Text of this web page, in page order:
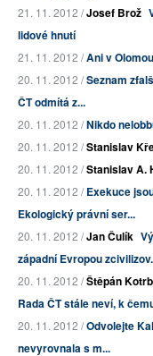
21. 11. 2012 /Josef Brož
lidové hnutí
21. 11. 2012 /Ani v
20. 11. 2012 /Seznam
ČT odmítá z...
20. 11. 2012 /Nikdo
20. 11. 2012 /Stanislav
20. 11. 2012 /Stanislav A.
20. 11. 2012 /Exekuce
Ekologický právní ser...
20. 11. 2012 /Jan Čulík
západní Evropou
20. 11. 2012 /Štěpán
Rada ČT stále neví, k
20. 11. 2012 /Odvolejte
nevyrovnala s m...